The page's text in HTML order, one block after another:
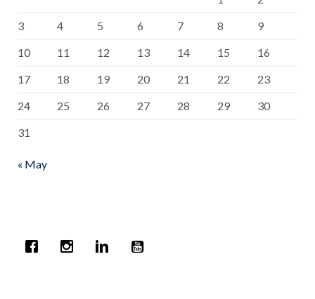
3
4 5 6 7 8
9
10
11 12 13 14 15
16
17
18 19 20 21 22
23
24
25 26 27 28 29
30
31
« May